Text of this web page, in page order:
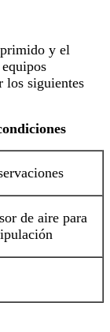
y el
los siguientes
de aire para